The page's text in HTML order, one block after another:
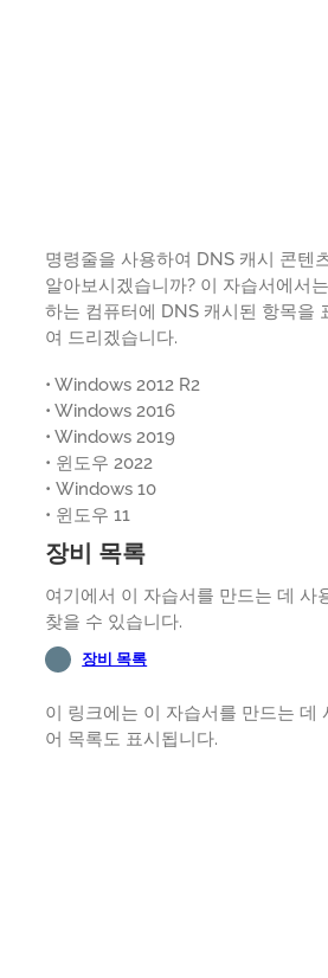
명령줄을 사용하여 DNS 캐시 콘텐
알아보시겠습니까? 이 자습서에서
하는 컴퓨터에 DNS 캐시된 항목을
여 드리겠습니다.
• Windows 2012 R2
• Windows 2016
• Windows 2019
• 윈도우 2022
• Windows 10
• 윈도우 11
장비 목록
여기에서 이 자습서를 만드는 데 사
찾을 수 있습니다.
장비 목록
이 링크에는 이 자습서를 만드는 데
어 목록도 표시됩니다.